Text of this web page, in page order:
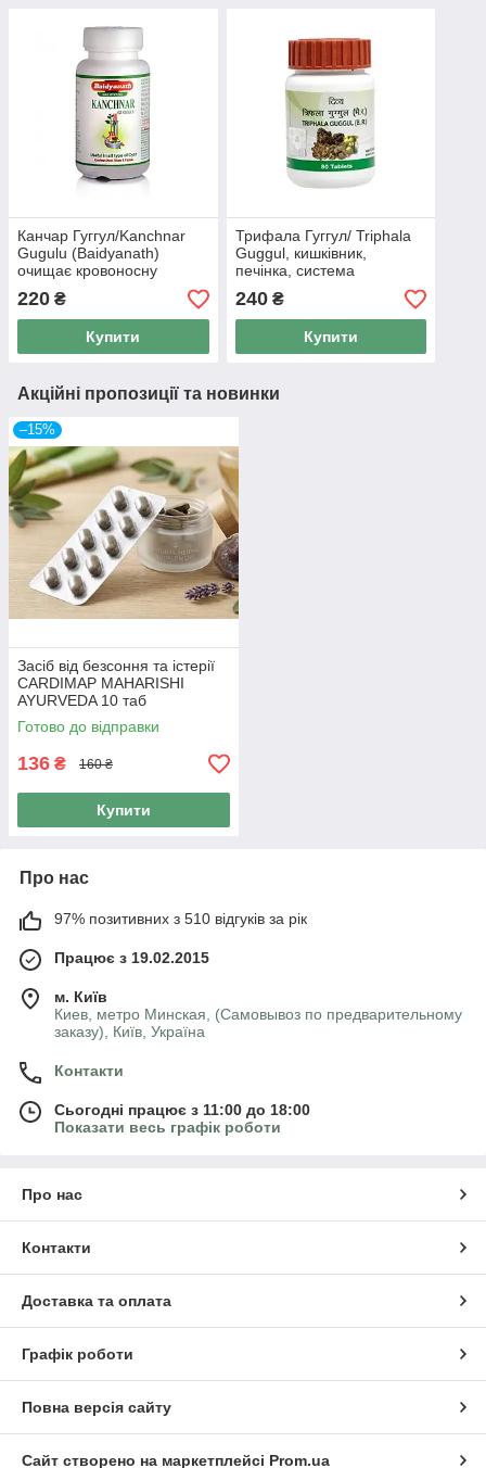
Канчар Гуггул/Kanchnar
Gugulu (Baidyanath)
очищає кровоносну
систему, лімфу,
нормалізує холестерин 80
т
220 ₴
Купити
Трифала Гуггул/ Triphala
Guggul, кишківник,
печінка, система
кровообігу, Patanjali, 80
таб
240₴
Купити
Акційні пропозиції та новинки
–15%
Засіб від безсоння та істерії
CARDIMAP MAHARISHI
AYURVEDA 10 таб
Готово до відправки
136 ₴ 160 ₴
Купити
Про нас
97% позитивних з 510 відгуків за рік
Працює з 19.02.2015
м. Київ
Киев, метро Минская, (Самовывоз по предварительному
заказу), Київ, Україна
Контакти
Сьогодні працює з 11:00 до 18:00
Показати весь графік роботи
Про нас
Контакти
Доставка та оплата
Графік роботи
Повна версія сайту
Сайт створено на маркетплейсі Prom.ua